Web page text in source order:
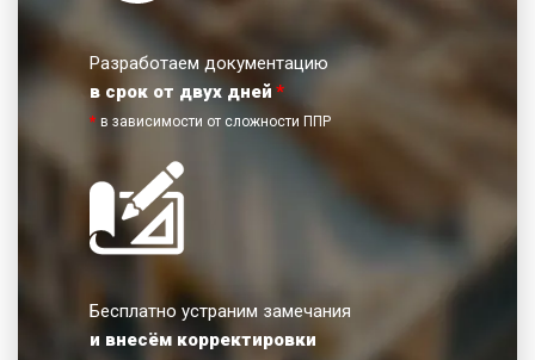
Разработаем документацию
в срок от двух дней *
* в зависимости от сложности ППР
Бесплатно устраним замечания
и внесём корректировки